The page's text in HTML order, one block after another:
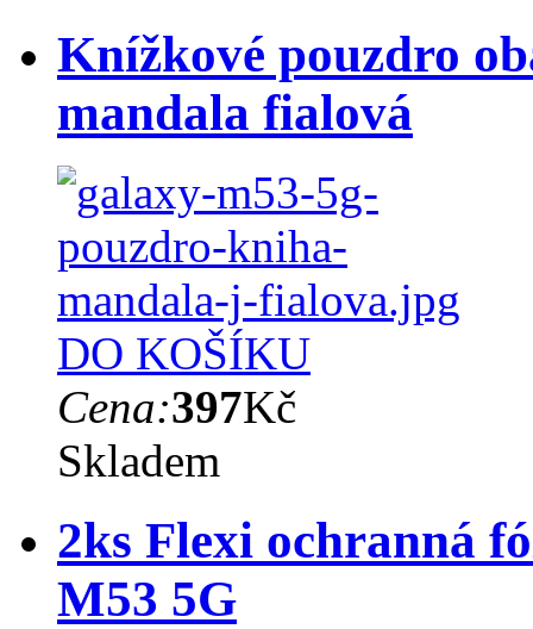
Knížkové pouzdro
mandala fialová
DO KOŠÍKU
Cena:397Kč
Skladem
2ks Flexi ochranná
M53 5G